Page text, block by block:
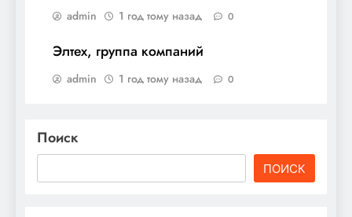
admin 1 год тому назад 0
Элтех, группа компаний
admin 1 год тому назад 0
Поиск
ПОИСК